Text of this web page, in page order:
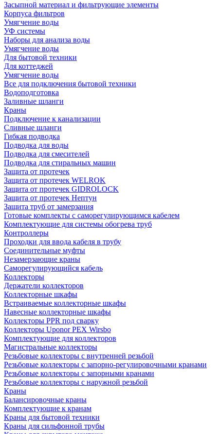
Засыпной материал и фильтрующие элементы
Корпуса фильтров
Умягчение воды
УФ системы
Наборы для анализа воды
Умягчение воды
Для бытовой техники
Для коттеджей
Умягчение воды
Все для подключения бытовой техники
Водоподготовка
Заливные шланги
Краны
Подключение к канализации
Сливные шланги
Гибкая подводка
Подводка для воды
Подводка для смесителей
Подводка для стиральных машин
Защита от протечек
Защита от протечек WELROK
Защита от протечек GIDROLOCK
Защита от протечек Нептун
Защита труб от замерзания
Готовые комплекты с саморегулирующимся кабелем
Комплектующие для системы обогрева труб
Контроллеры
Проходки для ввода кабеля в трубу
Соединительные муфты
Незамерзающие краны
Саморегулирующийся кабель
Коллекторы
Держатели коллекторов
Коллекторные шкафы
Встраиваемые коллекторные шкафы
Навесные коллекторные шкафы
Коллекторы PPR под сварку
Коллекторы Uponor PEX Wirsbo
Комплектующие для коллекторов
Магистральные коллекторы
Резьбовые коллекторы с внутренней резьбой
Резьбовые коллекторы с запорно-регулировочными кранами
Резьбовые коллекторы с запорными кранами
Резьбовые коллекторы с наружной резьбой
Краны
Балансировочные краны
Комплектующие к кранам
Краны для бытовой техники
Краны для сильфонной трубы